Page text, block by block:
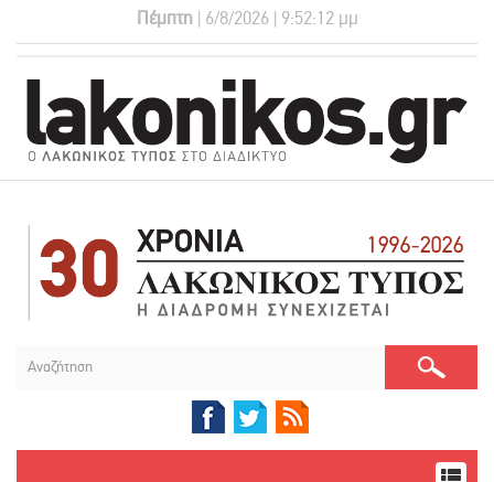
Πέμπτη | 6/8/2026 | 9:52:12 μμ